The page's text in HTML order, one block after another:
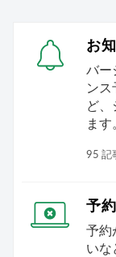
お
バー
ン
ど
ます。
95 記
予
予約
いな